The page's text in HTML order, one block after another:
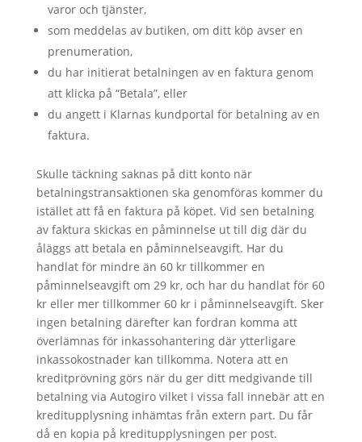
varor och tjänster,
som meddelas av butiken, om ditt köp avser en
prenumeration,
du har initierat betalningen av en faktura genom
att klicka på “Betala”, eller
du angett i Klarnas kundportal för betalning av en
faktura.
Skulle täckning saknas på ditt konto när
betalningstransaktionen ska genomföras kommer du
istället att få en faktura på köpet. Vid sen betalning
av faktura skickas en påminnelse ut till dig där du
åläggs att betala en påminnelseavgift. Har du
handlat för mindre än 60 kr tillkommer en
påminnelseavgift om 29 kr, och har du handlat för 60
kr eller mer tillkommer 60 kr i påminnelseavgift. Sker
ingen betalning därefter kan fordran komma att
överlämnas för inkassohantering där ytterligare
inkassokostnader kan tillkomma. Notera att en
kreditprövning görs när du ger ditt medgivande till
betalning via Autogiro vilket i vissa fall innebär att en
kreditupplysning inhämtas från extern part. Du får
då en kopia på kreditupplysningen per post.